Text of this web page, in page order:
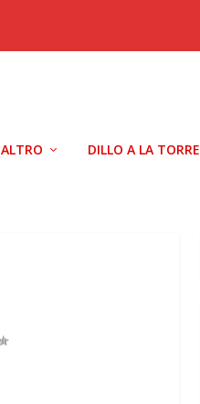
ALTRO DILLO A LA TORRE